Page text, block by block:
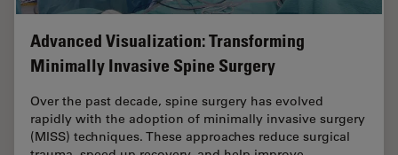
Advanced Visualization: Transforming
Minimally Invasive Spine Surgery
Over the past decade, spine surgery has evolved
rapidly with the adoption of minimally invasive surgery
(MISS) techniques. These approaches reduce surgical